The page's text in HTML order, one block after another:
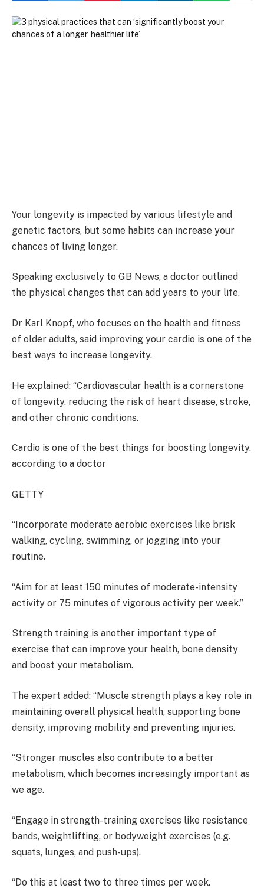
Your longevity is impacted by various lifestyle and
genetic factors, but some habits can increase your
chances of living longer.
Speaking exclusively to GB News, a doctor outlined
the physical changes that can add years to your life.
Dr Karl Knopf, who focuses on the health and fitness
of older adults, said improving your cardio is one of the
best ways to increase longevity.
He explained: “Cardiovascular health is a cornerstone
of longevity, reducing the risk of heart disease, stroke,
and other chronic conditions.
Cardio is one of the best things for boosting longevity,
according to a doctor
GETTY
“Incorporate moderate aerobic exercises like brisk
walking, cycling, swimming, or jogging into your
routine.
“Aim for at least 150 minutes of moderate-intensity
activity or 75 minutes of vigorous activity per week.”
Strength training is another important type of
exercise that can improve your health, bone density
and boost your metabolism.
The expert added: “Muscle strength plays a key role in
maintaining overall physical health, supporting bone
density, improving mobility and preventing injuries.
“Stronger muscles also contribute to a better
metabolism, which becomes increasingly important as
we age.
“Engage in strength-training exercises like resistance
bands, weightlifting, or bodyweight exercises (e.g.
squats, lunges, and push-ups).
“Do this at least two to three times per week.